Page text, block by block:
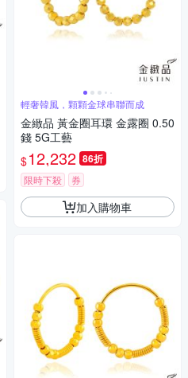
輕奢韓風，顆顆金球串聯而成
金緻品 黃金圈耳環 金露圈 0.50
錢 5G工藝
$12,232 86折
限時下殺 券
加入購物車